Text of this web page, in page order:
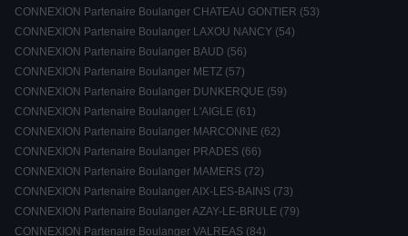
CONNEXION Partenaire Boulanger CHATEAU GONTIER (53)
CONNEXION Partenaire Boulanger LAXOU NANCY (54)
CONNEXION Partenaire Boulanger BAUD (56)
CONNEXION Partenaire Boulanger METZ (57)
CONNEXION Partenaire Boulanger DUNKERQUE (59)
CONNEXION Partenaire Boulanger L'AIGLE (61)
CONNEXION Partenaire Boulanger MARCONNE (62)
CONNEXION Partenaire Boulanger PRADES (66)
CONNEXION Partenaire Boulanger MAMERS (72)
CONNEXION Partenaire Boulanger AIX-LES-BAINS (73)
CONNEXION Partenaire Boulanger AZAY-LE-BRULE (79)
CONNEXION Partenaire Boulanger VALREAS (84)